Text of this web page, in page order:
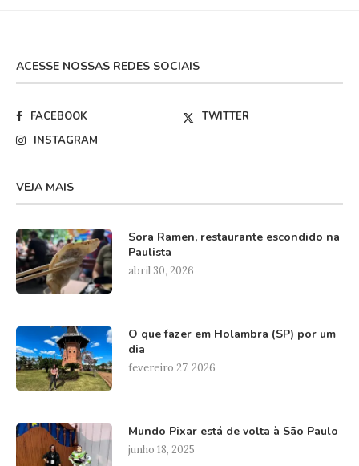
ACESSE NOSSAS REDES SOCIAIS
FACEBOOK
TWITTER
INSTAGRAM
VEJA MAIS
Sora Ramen, restaurante escondido na
Paulista
abril 30, 2026
O que fazer em Holambra (SP) por um
dia
fevereiro 27, 2026
Mundo Pixar está de volta à São Paulo
junho 18, 2025